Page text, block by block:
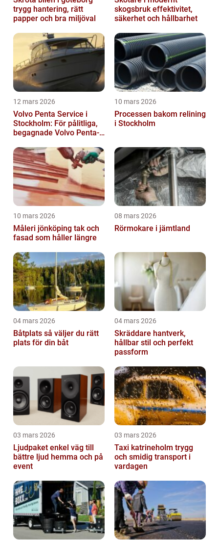
trygg hantering, rätt
papper och bra miljöval
skogsbruk effektivitet,
säkerhet och hållbarhet
12 mars 2026
Volvo Penta Service i
Stockholm: För pålitliga,
begagnade Volvo Penta-
10 mars 2026
Processen bakom relining
i Stockholm
10 mars 2026
Måleri jönköping tak och
fasad som håller längre
08 mars 2026
Rörmokare i jämtland
04 mars 2026
Båtplats så väljer du rätt
plats för din båt
04 mars 2026
Skräddare hantverk,
hållbar stil och perfekt
passform
03 mars 2026
Ljudpaket enkel väg till
bättre ljud hemma och på
event
03 mars 2026
Taxi katrineholm trygg
och smidig transport i
vardagen